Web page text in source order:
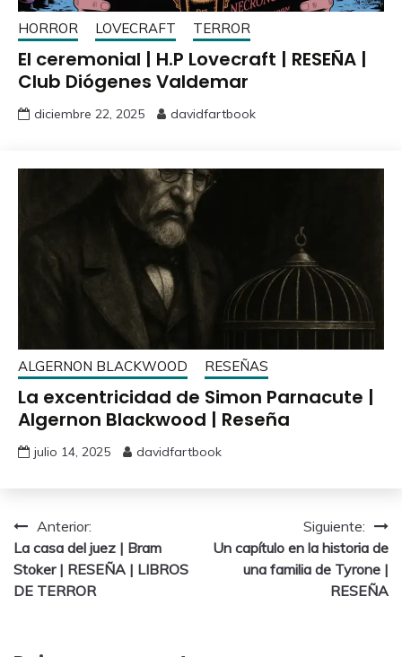
HORROR LOVECRAFT TERROR
El ceremonial | H.P Lovecraft | RESEÑA |
Club Diógenes Valdemar
diciembre 22, 2025 davidfartbook
ALGERNON BLACKWOOD RESEÑAS
La excentricidad de Simon Parnacute |
Algernon Blackwood | Reseña
julio 14, 2025 davidfartbook
Anterior:
La casa del juez | Bram
Stoker | RESEÑA | LIBROS
DE TERROR
Siguiente:
Un capítulo en la historia de
una familia de Tyrone |
RESEÑA